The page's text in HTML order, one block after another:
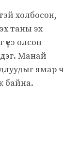
холбосон,
таны эх
олсон
Манай
ямар ч
байна.